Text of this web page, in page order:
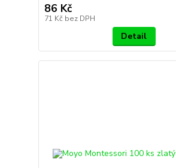
86 Kč
71 Kč bez DPH
Detail